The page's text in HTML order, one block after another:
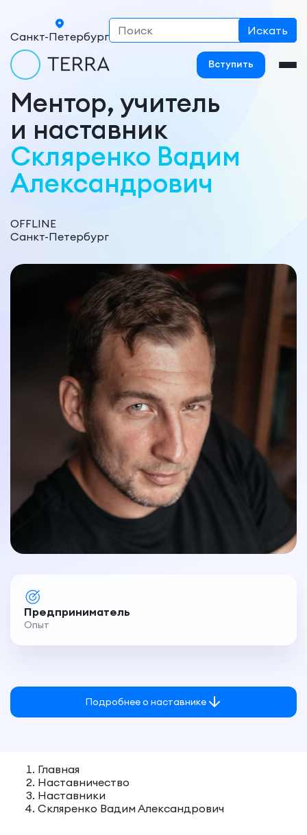
Санкт-Петербург
Вступить
Ментор, учитель
и наставник
Скляренко Вадим
Александрович
OFFLINE
Санкт-Петербург
Предприниматель
Опыт
Подробнее о наставнике
Главная
Наставничество
Наставники
Скляренко Вадим Александрович